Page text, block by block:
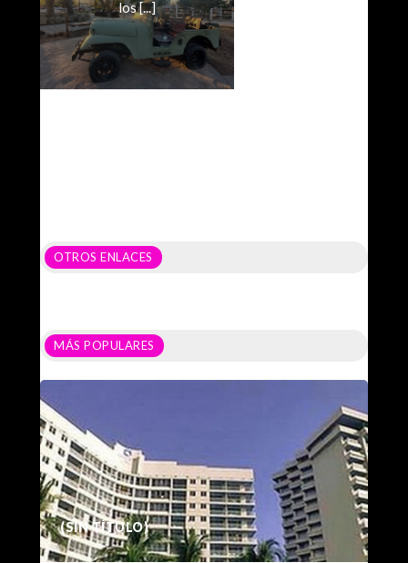
los [...]
OTROS ENLACES
MÁS POPULARES
(SIN TÍTULO)